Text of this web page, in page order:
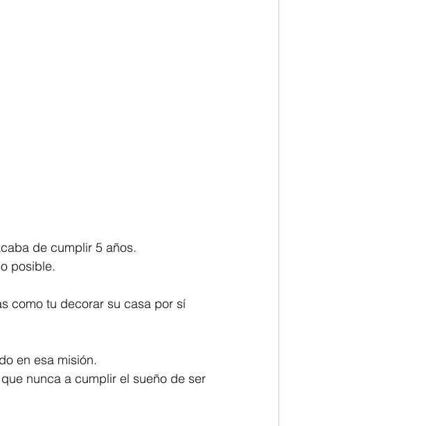
de cumplir 5 años.
posible.
como tu decorar su casa por sí
en esa misión.
nunca a cumplir el sueño de ser